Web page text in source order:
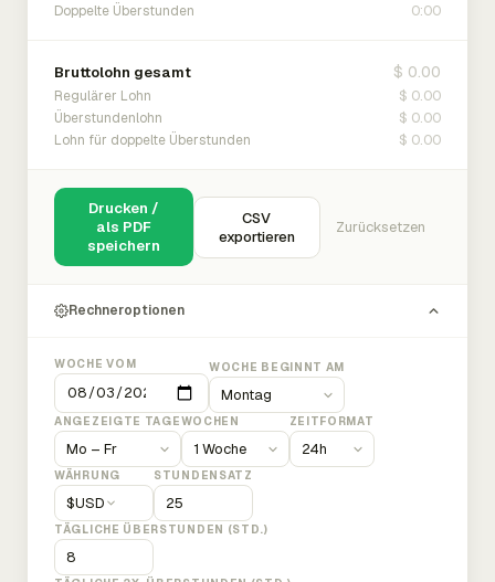
Doppelte Überstunden 0:00
Bruttolohn gesamt $ 0.00
Regulärer Lohn $ 0.00
Überstundenlohn $ 0.00
Lohn für doppelte Überstunden $ 0.00
Drucken /
als PDF
speichern
CSV
exportieren
Zurücksetzen
Rechneroptionen
WOCHE VOM WOCHE BEGINNT AM
ANGEZEIGTE TAGEWOCHEN ZEITFORMAT
WÄHRUNG
$USD
STUNDENSATZ
TÄGLICHE ÜBERSTUNDEN (STD.)